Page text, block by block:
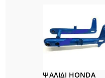
ΨΑΛΙΔΙ HONDA